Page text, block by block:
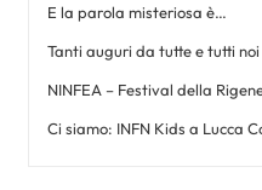
E la parola misteriosa è…
Tanti auguri da tutte e tutti noi
NINFEA – Festival della
Ci siamo: INFN Kids a Lucca